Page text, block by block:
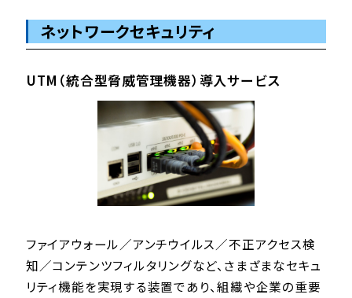
ネットワークセキュリティ
UTM（統合型脅威管理機器）導入サービス
ファイアウォール／アンチウイルス／不正アクセス検
知／コンテンツフィルタリングなど、さまざまなセキュ
リティ機能を実現する装置であり、組織や企業の重要